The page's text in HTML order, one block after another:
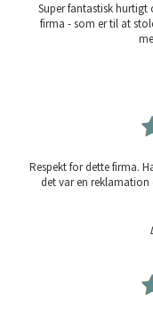
Super fantastisk
firma - som er til at
Respekt for dette firma.
det var en reklamation